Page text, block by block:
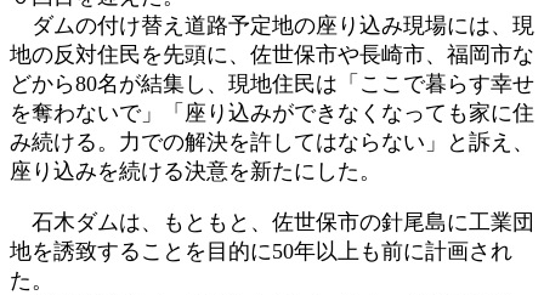
:
ダムの付け替え道路予定地の座り込み現場には、現
地の反対住民を先頭に、佐世保市や長崎市、福岡市な
どから80名が結集し、現地住民は「ここで暮らす幸せ
を奪わないで」「座り込みができなくなっても家に住
み続ける。力での解決を許してはならない」と訴え、
座り込みを続ける決意を新たにした。
石木ダムは、もともと、佐世保市の針尾島に工業団
地を誘致することを目的に50年以上も前に計画され
た。